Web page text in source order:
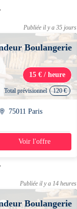
Publiée il y a 35 jours
Boulangerie
15 € / heure
Total prévisionnel 120 €
75011 Paris
1 jour
Voir l'offre
Publiée il y a 14 heures
Boulangerie